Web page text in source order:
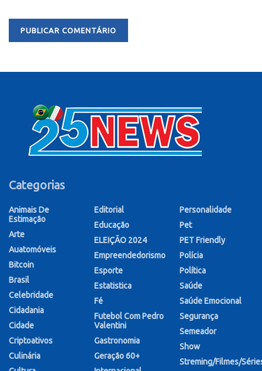
Categorias
Animais De
Estimação
Arte
Auatomóveis
Bitcoin
Brasil
Celebridade
Cidadania
Cidade
Criptoativos
Culinária
Editorial
Educação
ELEIÇÃO 2024
Empreendedorismo
Esporte
Estatistica
Fé
Futebol Com Pedro
Valentini
Gastronomia
Geração 60+
Personalidade
Pet
PET Friendly
Polícia
Política
Saúde
Saúde Emocional
Segurança
Semeador
Show
Streming/Filmes/